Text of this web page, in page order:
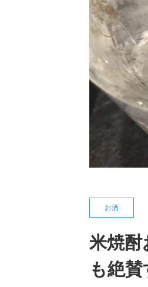
お酒
米焼酎
も絶